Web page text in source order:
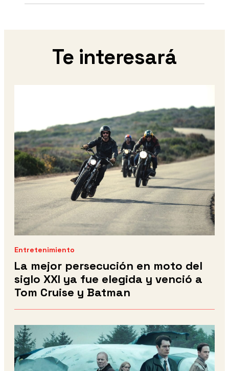
Te interesará
Entretenimiento
La mejor persecución en moto del
siglo XXI ya fue elegida y venció a
Tom Cruise y Batman